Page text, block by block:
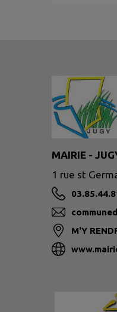
MAIRIE -
1 rue st
M'Y